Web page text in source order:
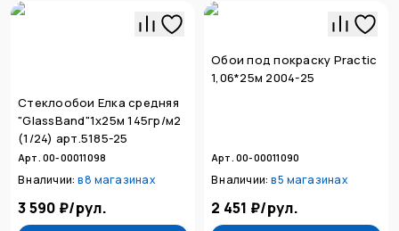
Стеклообои Елка средняя
"GlassBand"1х25м 145гр/м2
(1/24) арт.5185-25
Арт. 00-00011098
В наличии: в8 магазинах
3 590 ₽/рул.
Обои под покраску Practic
1,06*25м 2004-25
Арт. 00-00011090
В наличии: в5 магазинах
2 451 ₽/рул.